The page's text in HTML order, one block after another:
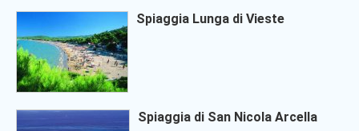
Spiaggia Lunga di Vieste
Spiaggia di San Nicola Arcella